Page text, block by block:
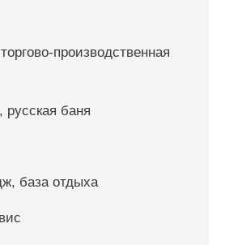
производственная
баня
база отдыха